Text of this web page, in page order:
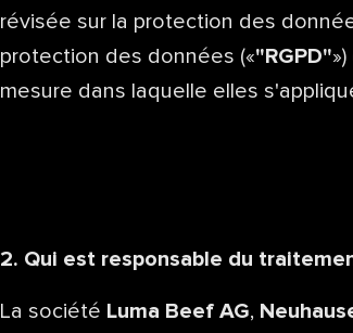
révisée sur la protection des
protection des données («"RGPD"
mesure dans laquelle elles
2. Qui est responsable du
La société Luma Beef AG,